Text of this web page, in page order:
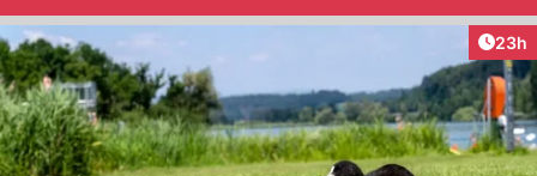
23h